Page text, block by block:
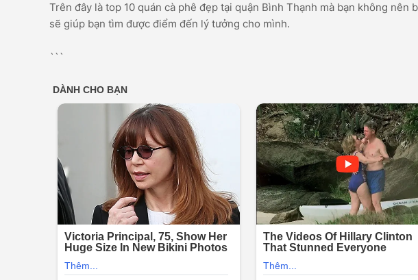
Trên đây là top 10 quán cà phê đẹp tại quận Bình Thạnh mà bạn không nên
sẽ giúp bạn tìm được điểm đến lý tưởng cho mình.
```